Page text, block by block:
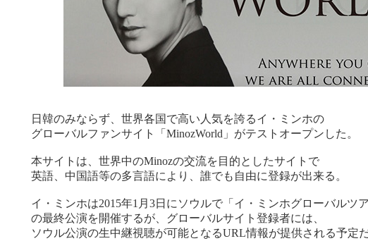
日韓のみならず、世界各国で高い人気を誇るイ・ミンホの
グローバルファンサイト「MinozWorld」がテストオープンした。
本サイトは、世界中のMinozの交流を目的としたサイトで
英語、中国語等の多言語により、誰でも自由に登録が出来る。
イ・ミンホは2015年1月3日にソウルで「イ・ミンホグローバルツア
の最終公演を開催するが、グローバルサイト登録者には、
ソウル公演の生中継視聴が可能となるURL情報が提供される予定だ